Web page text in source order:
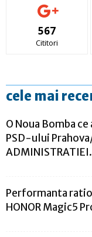
567
Cititori
cele mai
O Noua Bomba
PSD-ului
Performanta
HONOR Magic5